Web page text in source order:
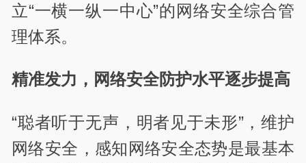
立“一横一纵一中心”的网络安全综合管
理体系。
精准发力，网络安全防护水平逐步提高
“聪者听于无声，明者见于未形”，维护
网络安全，感知网络安全态势是最基本